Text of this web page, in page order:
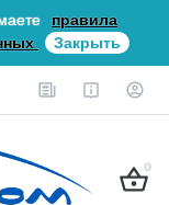
правила
Закрыть
0